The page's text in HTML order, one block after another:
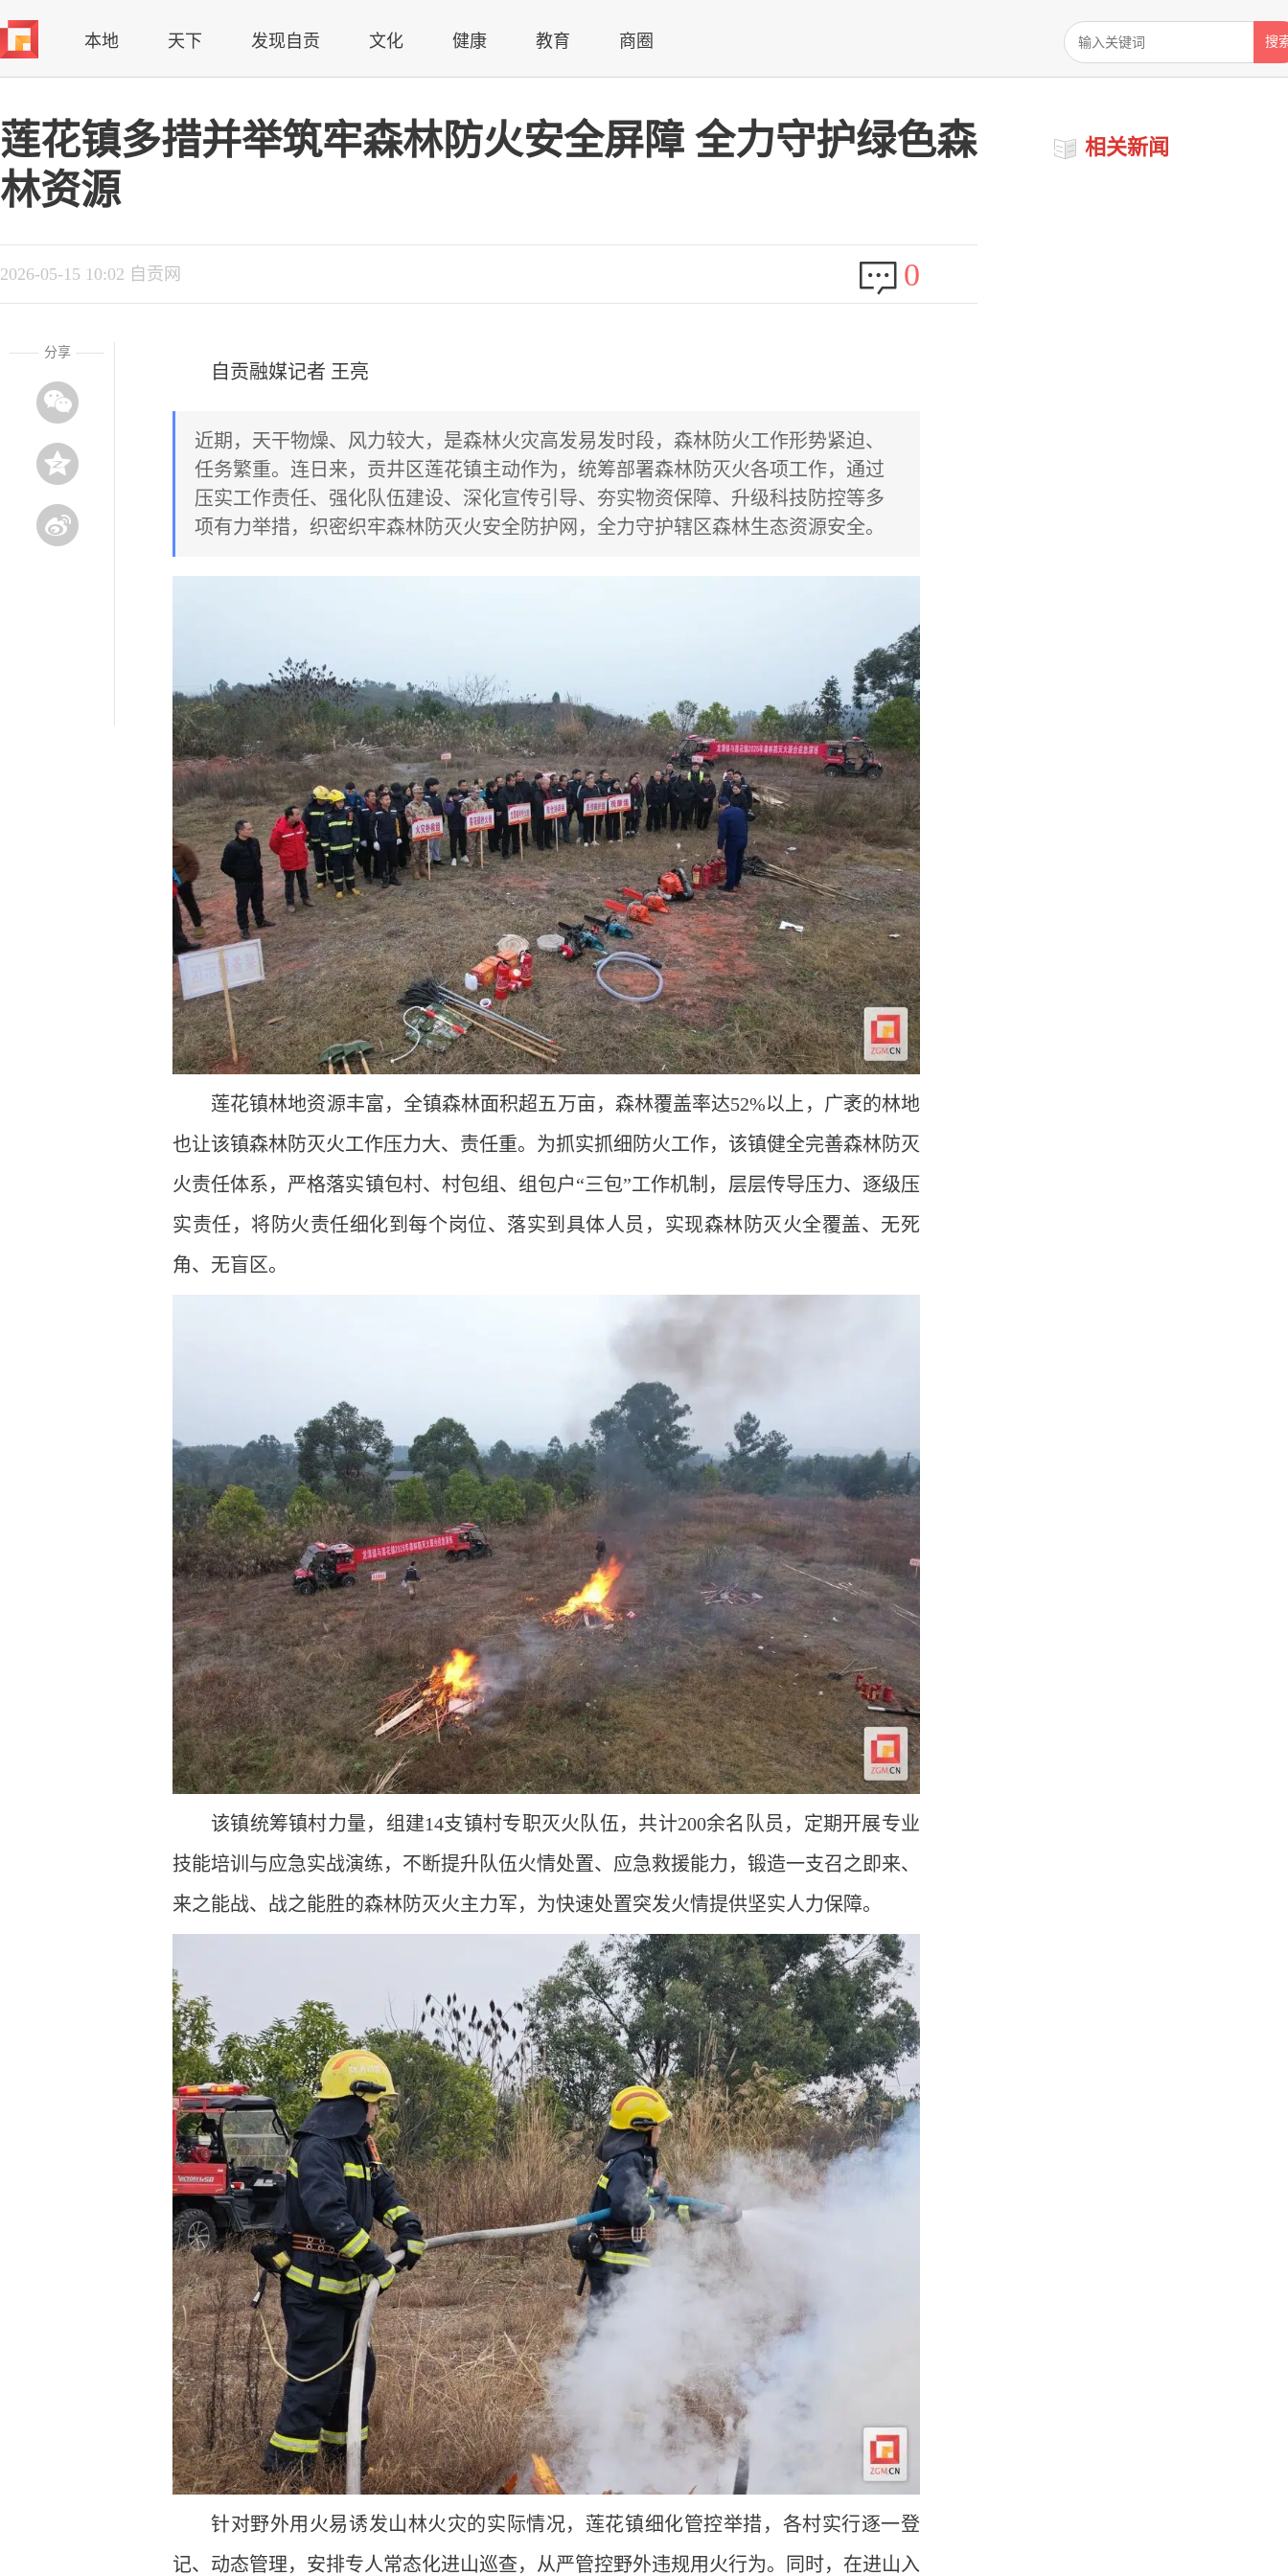
本地 天下 发现自贡 文化 健康 教育 商圈 搜
莲花镇多措并举筑牢森林防火安全屏障 全力守护绿色森
林资源
2026-05-15 10:02 自贡网 0
分享
自贡融媒记者 王亮
近期，天干物燥、风力较大，是森林火灾高发易发时段，森林防火工作形势紧迫、
任务繁重。连日来，贡井区莲花镇主动作为，统筹部署森林防灭火各项工作，通过
压实工作责任、强化队伍建设、深化宣传引导、夯实物资保障、升级科技防控等多
项有力举措，织密织牢森林防灭火安全防护网，全力守护辖区森林生态资源安全。
莲花镇林地资源丰富，全镇森林面积超五万亩，森林覆盖率达52%以上，广袤的林地
也让该镇森林防灭火工作压力大、责任重。为抓实抓细防火工作，该镇健全完善森林防灭
火责任体系，严格落实镇包村、村包组、组包户“三包”工作机制，层层传导压力、逐级压
实责任，将防火责任细化到每个岗位、落实到具体人员，实现森林防灭火全覆盖、无死
角、无盲区。
该镇统筹镇村力量，组建14支镇村专职灭火队伍，共计200余名队员，定期开展专业
技能培训与应急实战演练，不断提升队伍火情处置、应急救援能力，锻造一支召之即来、
来之能战、战之能胜的森林防灭火主力军，为快速处置突发火情提供坚实人力保障。
针对野外用火易诱发山林火灾的实际情况，莲花镇细化管控举措，各村实行逐一登
记、动态管理，安排专人常态化进山巡查，从严管控野外违规用火行为。同时，在进山入
相关新闻